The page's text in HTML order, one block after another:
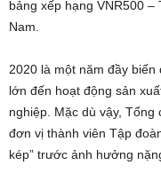
bảng xếp hạng VNR500 –
Nam.
2020 là một năm đầy
lớn đến hoạt động sản
nghiệp. Mặc dù vậy, Tổng
đơn vị thành viên Tập
kép” trước ảnh hưởng